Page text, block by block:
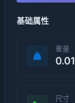
基础属性
重量
0.01
尺寸